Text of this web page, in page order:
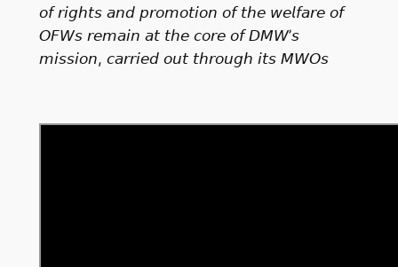
𝘰𝘧 𝘳𝘪𝘨𝘩𝘵𝘴 𝘢𝘯𝘥 𝘱𝘳𝘰𝘮𝘰𝘵𝘪𝘰𝘯 𝘰𝘧 𝘵𝘩𝘦 𝘸𝘦𝘭𝘧𝘢𝘳𝘦 𝘰𝘧
𝘖𝘍𝘞𝘴 𝘳𝘦𝘮𝘢𝘪𝘯 𝘢𝘵 𝘵𝘩𝘦 𝘤𝘰𝘳𝘦 𝘰𝘧 𝘋𝘔𝘞’𝘴
𝘮𝘪𝘴𝘴𝘪𝘰𝘯, 𝘤𝘢𝘳𝘳𝘪𝘦𝘥 𝘰𝘶𝘵 𝘵𝘩𝘳𝘰𝘶𝘨𝘩 𝘪𝘵𝘴 𝘔𝘞𝘖𝘴